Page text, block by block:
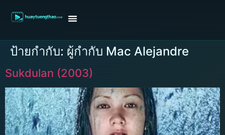
ป้ายกำกับ: ผู้กำกับ Mac Alejandre
Sukdulan (2003)